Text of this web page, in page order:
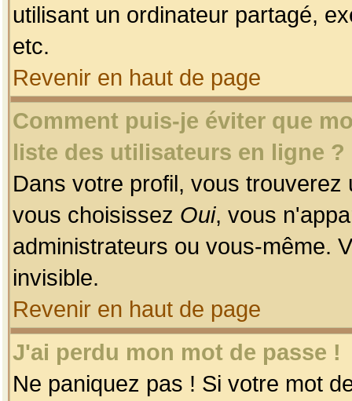
utilisant un ordinateur partagé,
etc.
Revenir en haut de page
Comment puis-je éviter que
liste des utilisateurs en ligne ?
Dans votre profil, vous
vous choisissez Oui, vous
administrateurs ou vous-même.
invisible.
Revenir en haut de page
J'ai perdu mon mot de passe !
Ne paniquez pas ! Si votre mot